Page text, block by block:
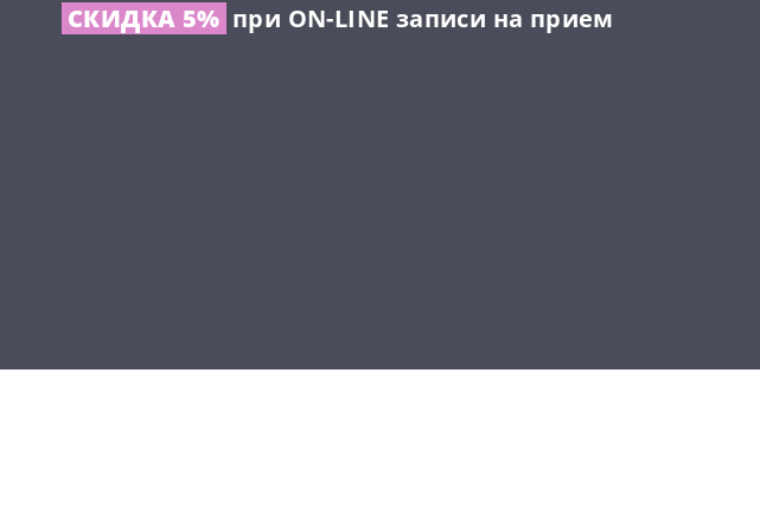
СКИДКА 5% при ON-LINE записи на прием